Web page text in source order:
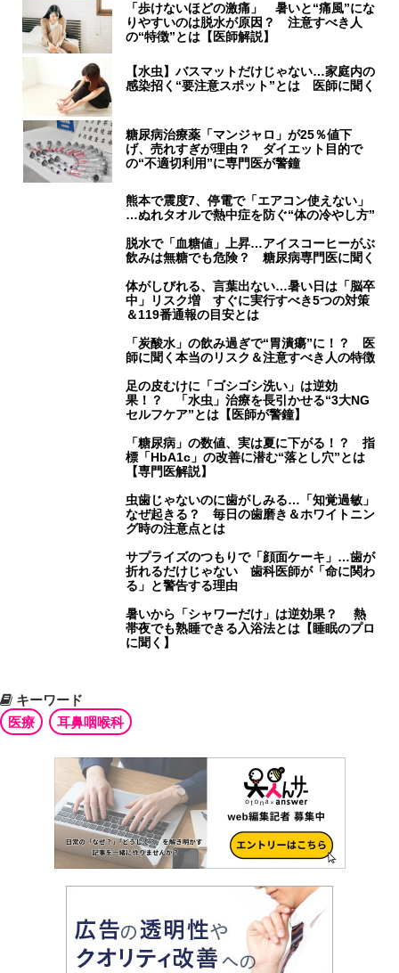
「歩けないほどの激痛」 暑いと“痛風”にな
りやすいのは脱水が原因？ 注意すべき人
の“特徴”とは【医師解説】
【水虫】バスマットだけじゃない…家庭内の
感染招く“要注意スポット”とは 医師に聞く
糖尿病治療薬「マンジャロ」が25％値下
げ、売れすぎが理由？ ダイエット目的で
の“不適切利用”に専門医が警鐘
熊本で震度7、停電で「エアコン使えない」
…ぬれタオルで熱中症を防ぐ“体の冷やし方”
脱水で「血糖値」上昇…アイスコーヒーがぶ
飲みは無糖でも危険？ 糖尿病専門医に聞く
体がしびれる、言葉出ない…暑い日は「脳卒
中」リスク増 すぐに実行すべき5つの対策
＆119番通報の目安とは
「炭酸水」の飲み過ぎで“胃潰瘍”に！？ 医
師に聞く本当のリスク＆注意すべき人の特徴
足の皮むけに「ゴシゴシ洗い」は逆効
果！？ 「水虫」治療を長引かせる“3大NG
セルフケア”とは【医師が警鐘】
「糖尿病」の数値、実は夏に下がる！？ 指
標「HbA1c」の改善に潜む“落とし穴”とは
【専門医解説】
虫歯じゃないのに歯がしみる…「知覚過敏」
なぜ起きる？ 毎日の歯磨き＆ホワイトニン
グ時の注意点とは
サプライズのつもりで「顔面ケーキ」…歯が
折れるだけじゃない 歯科医師が「命に関わ
る」と警告する理由
暑いから「シャワーだけ」は逆効果？ 熱
帯夜でも熟睡できる入浴法とは【睡眠のプロ
に聞く】
キーワード
医療
耳鼻咽喉科